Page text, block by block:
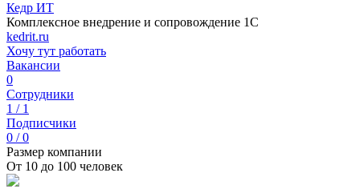
Кедр ИТ
Комплексное внедрение и сопровождение 1С
kedrit.ru
Хочу тут работать
Вакансии
0
Сотрудники
1 / 1
Подписчики
0 / 0
Размер компании
От 10 до 100 человек